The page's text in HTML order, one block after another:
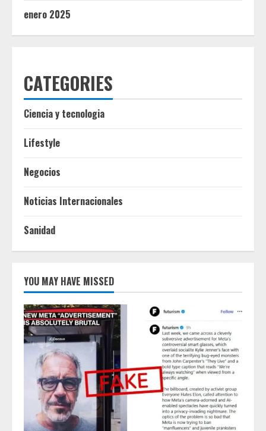
enero 2025
CATEGORIES
Ciencia y tecnologia
Lifestyle
Negocios
Noticias Internacionales
Sanidad
YOU MAY HAVE MISSED